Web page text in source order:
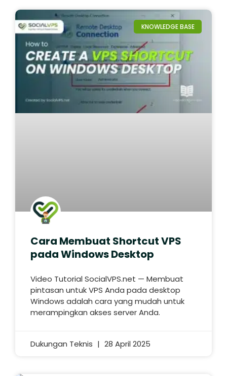
KNOWLEDGE BASE
Cara Membuat Shortcut VPS
pada Windows Desktop
Video Tutorial SocialVPS.net — Membuat
pintasan untuk VPS Anda pada desktop
Windows adalah cara yang mudah untuk
merampingkan akses server Anda.
Dukungan Teknis 28 April 2025